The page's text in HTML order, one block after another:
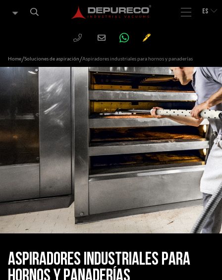
ES
PHONE Email WHATSAPP CHIEDI
UN
Home/Soluciones de aspiración/Aspiradores industriales para hornos y panaderías
Aspiradores industriales para